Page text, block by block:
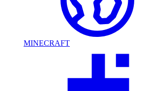
MINECRAFT